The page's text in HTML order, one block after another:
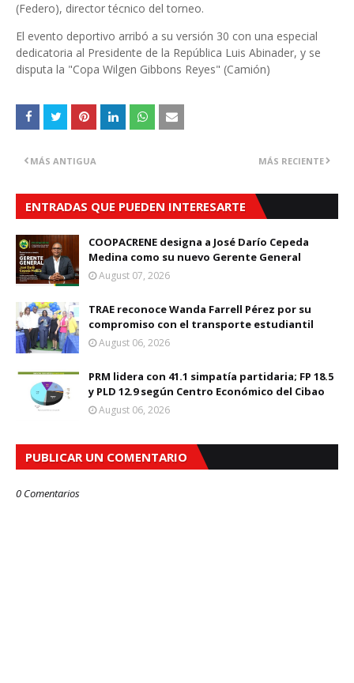
(Federo), director técnico del torneo.
El evento deportivo arribó a su versión 30 con una especial
dedicatoria al Presidente de la República Luis Abinader, y se
disputa la "Copa Wilgen Gibbons Reyes" (Camión)
MÁS RECIENTE
MÁS ANTIGUA
ENTRADAS QUE PUEDEN INTERESARTE
COOPACRENE designa a José Darío Cepeda
Medina como su nuevo Gerente General
August 07, 2026
TRAE reconoce Wanda Farrell Pérez por su
compromiso con el transporte estudiantil
August 06, 2026
PRM lidera con 41.1 simpatía partidaria; FP 18.5
y PLD 12.9 según Centro Económico del Cibao
August 06, 2026
PUBLICAR UN COMENTARIO
0 Comentarios